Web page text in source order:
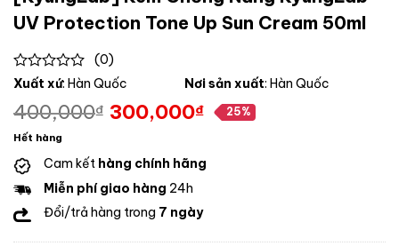
UV Protection Tone Up Sun Cream 50ml
0
of
(0)
Xuất xứ: Hàn Quốc Nơi sản xuất: Hàn Quốc
400,000₫
Giá
gốc
là:
400,000₫.
300,000₫
Giá
hiện
tại
là:
300,000₫.
25%
Hết hàng
Cam kết hàng chính hãng
Miễn phí giao hàng 24h
Đổi/trả hàng trong 7 ngày